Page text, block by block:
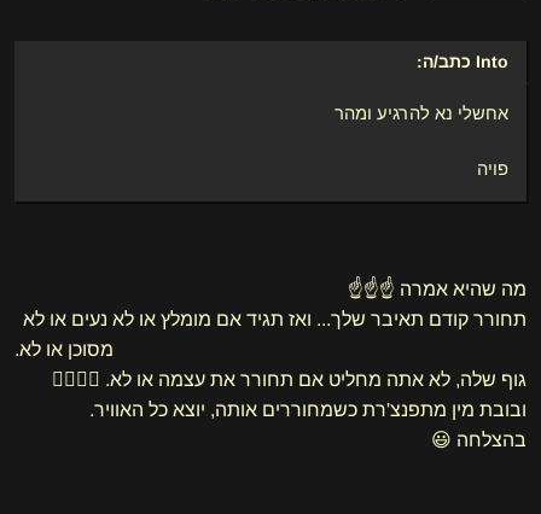
Into כתב/ה:
אחשלי נא להרגיע ומהר
פויה
מה שהיא אמרה ☝️☝️☝️
תחורר קודם תאיבר שלך... ואז תגיד אם מומלץ או לא נעים או לא
מסוכן או לא.
גוף שלה, לא אתה מחליט אם תחורר את עצמה או לא. 🤦‍♀️🤦‍♀️
ובובת מין מתפנצ'רת כשמחוררים אותה, יוצא כל האוויר.
בהצלחה 😃